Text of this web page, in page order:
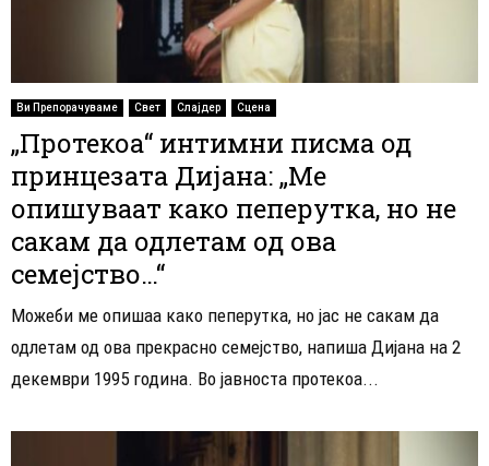
Ви Препорачуваме Свет Слајдер Сцена
„Протекоа“ интимни писма од
принцезата Дијана: „Ме
опишуваат како пеперутка, но не
сакам да одлетам од ова
семејство…“
Можеби ме опишаа како пеперутка, но јас не сакам да
одлетам од ова прекрасно семејство, напиша Дијана на 2
декември 1995 година. Во јавноста протекоа...